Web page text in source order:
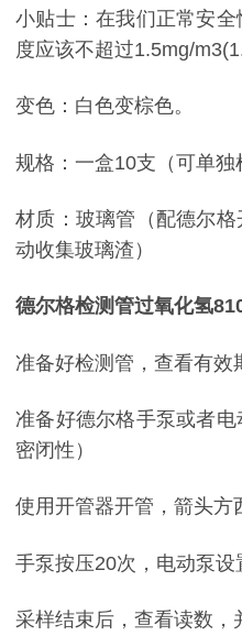
小贴士：在我们正常安
度应该不超过1.5mg/
变色：白色变棕色。
规格：一盒10支（可单独
材质：玻璃管（配德尔
动收集玻璃渣）
德尔格检测管过氧化氢
准备好检测管，查看有效
准备好德尔格手泵或者
密闭性）
使用开管器开管，箭头方
手泵按压20次，电动泵设
采样结束后，查看读数，